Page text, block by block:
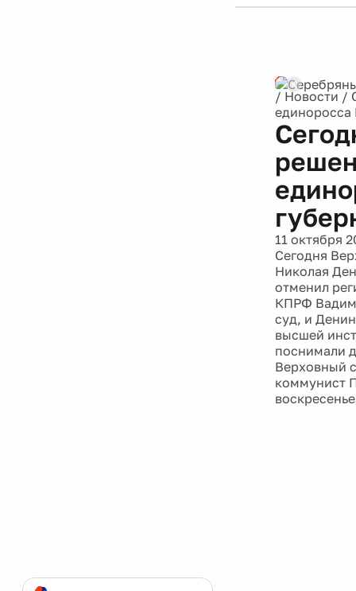
/ Новости /
единоросса
11 октября
Сегодня
Николая
отменил
КПРФ
суд, и
высшей
поснимали
Верховный
коммунист